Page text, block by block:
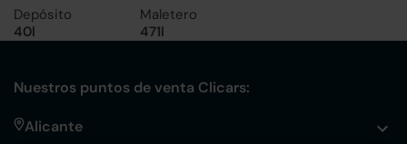
Depósito
40l
Maletero
471l
Nuestros puntos de venta Clicars:
Alicante